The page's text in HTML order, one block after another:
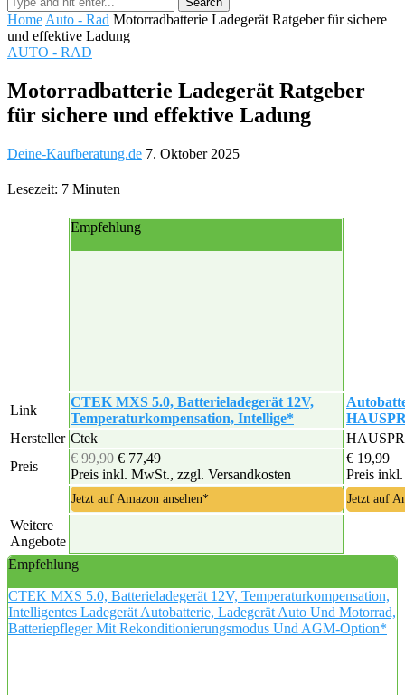
Home Auto - Rad Motorradbatterie Ladegerät Ratgeber für sichere
und effektive Ladung
AUTO - RAD
Motorradbatterie Ladegerät Ratgeber
für sichere und effektive Ladung
Deine-Kaufberatung.de 7. Oktober 2025
Lesezeit: 7 Minuten
Empfehlung
Link
CTEK MXS 5.0, Batterieladegerät 12V,
Temperaturkompensation, Intellige*
Hersteller Ctek
Preis
€ 99,90 € 77,49
Preis inkl. MwSt., zzgl. Versandkosten
€ 19,99
Preis
Jetzt auf Amazon ansehen* Jetzt auf
Weitere
Angebote
Empfehlung
CTEK MXS 5.0, Batterieladegerät 12V, Temperaturkompensation,
Intelligentes Ladegerät Autobatterie, Ladegerät Auto Und Motorrad,
Batteriepfleger Mit Rekonditionierungsmodus Und AGM-Option*